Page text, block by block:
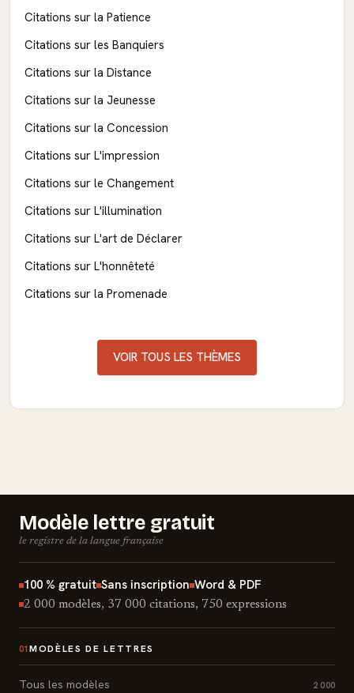
Citations sur la Patience
Citations sur les Banquiers
Citations sur la Distance
Citations sur la Jeunesse
Citations sur la Concession
Citations sur L'impression
Citations sur le Changement
Citations sur L'illumination
Citations sur L'art de Déclarer
Citations sur L'honnêteté
Citations sur la Promenade
VOIR TOUS LES THÈMES
Modèle lettre gratuit
le registre de la langue française
100 % gratuit Sans inscription Word & PDF
2 000 modèles, 37 000 citations, 750 expressions
01 MODÈLES DE LETTRES
Tous les modèles 2 000